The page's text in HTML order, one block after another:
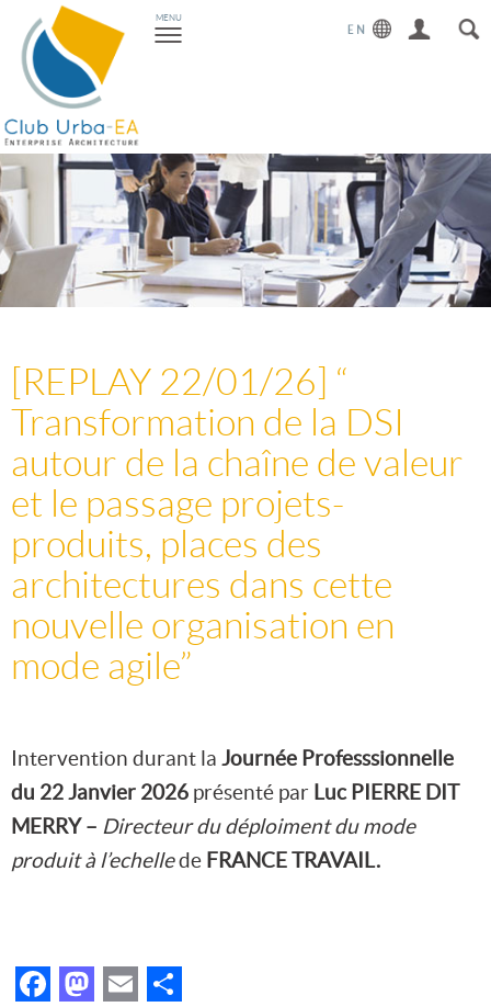
Toggle
navigation
MENU
[REPLAY 22/01/26] “
Transformation de la DSI
autour de la chaîne de valeur
et le passage projets-
produits, places des
architectures dans cette
nouvelle organisation en
mode agile”
Intervention durant la Journée Professsionnelle
du 22 Janvier 2026 présenté par Luc PIERRE DIT
MERRY – Directeur du déploiment du mode
produit à l’echellede FRANCE TRAVAIL.
Facebook
Mastodon
Email